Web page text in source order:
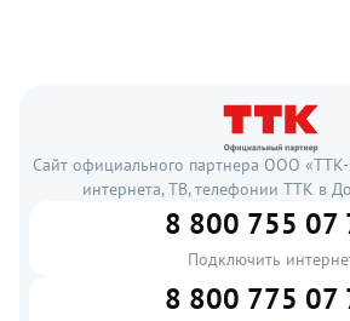
Сайт официального партнера ООО
интернета, ТВ, телефонии ТТК в
8 800 755 07
Подключить
8 800 775 07